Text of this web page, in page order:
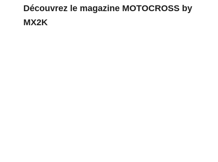
Découvrez le magazine MOTOCROSS by
MX2K